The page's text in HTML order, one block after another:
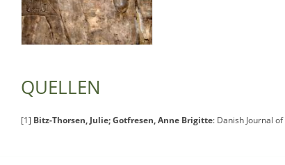
QUELLEN
[1] Bitz-Thorsen, Julie; Gotfresen, Anne Brigitte: Danish Journal